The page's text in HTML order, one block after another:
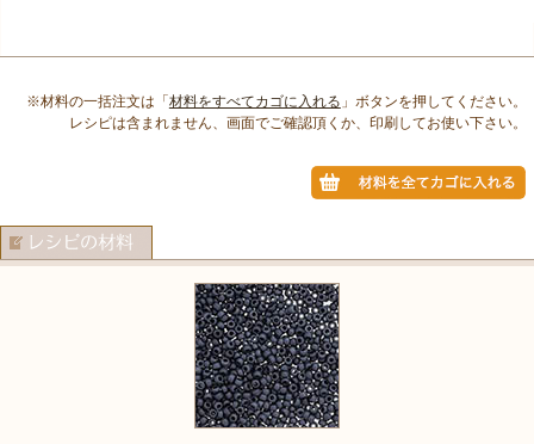
※材料の一括注文は「材料をすべてカゴに入れる 」ボタンを押してください。
レシピは含まれません、画面でご確認頂くか、印刷してお使い下さい。